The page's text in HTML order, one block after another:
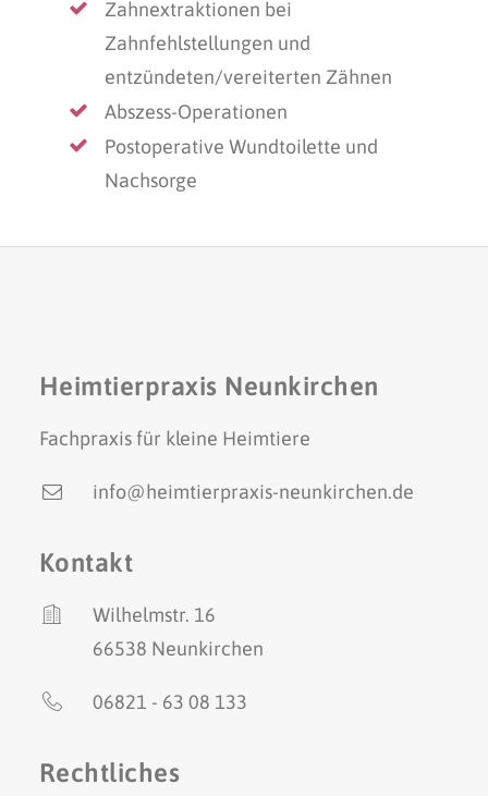
Zahnextraktionen bei
Zahnfehlstellungen und
entzündeten/vereiterten Zähnen
Abszess-Operationen
Postoperative Wundtoilette und
Nachsorge
Heimtierpraxis Neunkirchen
Fachpraxis für kleine Heimtiere
info@heimtierpraxis-neunkirchen.de
Kontakt
Wilhelmstr. 16
66538 Neunkirchen
06821 - 63 08 133
Rechtliches